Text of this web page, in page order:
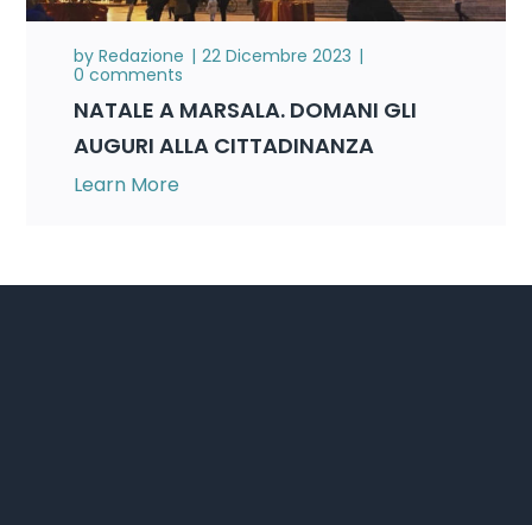
byRedazione
22 Dicembre 2023
0 comments
NATALE A MARSALA. DOMANI GLI
AUGURI ALLA CITTADINANZA
Learn More